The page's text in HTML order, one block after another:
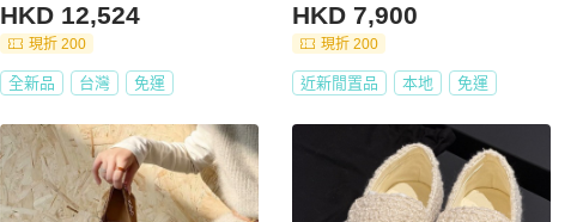
HKD 12,524
現折 200
全新品 台灣 免運
HKD 7,900
現折 200
近新閒置品 本地 免運